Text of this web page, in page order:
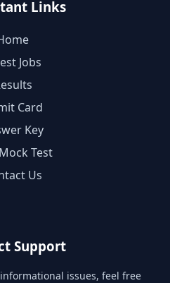
Links
Jobs
Card
Key
Test
Us
Support
issues, feel free